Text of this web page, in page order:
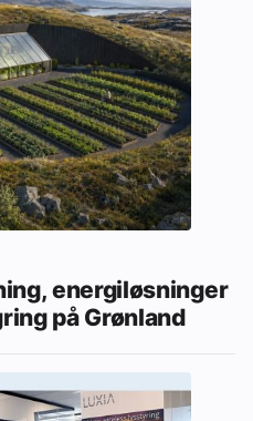
energiløsninger
på Grønland